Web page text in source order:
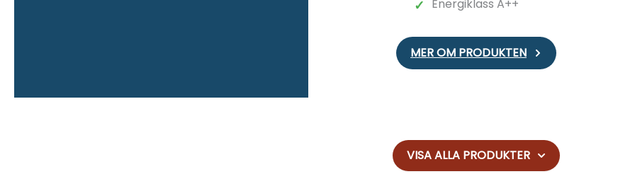
✓ Energiklass A++
MER OM PRODUKTEN
VISA ALLA PRODUKTER